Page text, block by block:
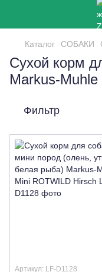
Каталог СОБАКИ
Сухой корм
Markus-Muhle
Фильтр
Артикул: LF-D1128